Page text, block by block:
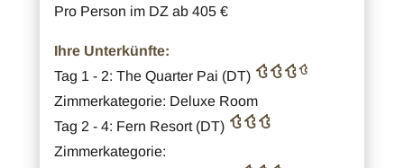
Pro Person im DZ ab 405 €
Ihre Unterkünfte:
Tag 1 - 2: The Quarter Pai (DT)
Zimmerkategorie: Deluxe Room
Tag 2 - 4: Fern Resort (DT)
Zimmerkategorie: